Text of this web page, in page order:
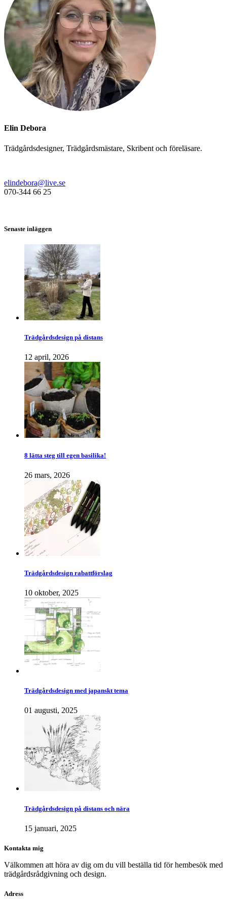
Elin Debora
Trädgårdsdesigner, Trädgårdsmästare, Skribent och föreläsare.
elindebora@live.se
070-344 66 25
Senaste inläggen
Trädgårdsdesign på distans
12 april, 2026
8 lätta steg till egen basilika!
26 mars, 2026
Trädgårdsdesign rabattförslag
10 oktober, 2025
Trädgårdsdesign med japanskt tema
01 augusti, 2025
Trädgårdsdesign på distans och nära
15 januari, 2025
Kontakta mig
Välkommen att höra av dig om du vill beställa tid för hembesök med
trädgårdsrådgivning och design.
Adress